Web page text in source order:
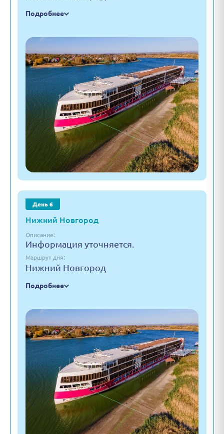
Подробнее
День 6
Нижний Новгород
Описание:
Информация уточняется.
Маршрут дня:
Нижний Новгород
Подробнее